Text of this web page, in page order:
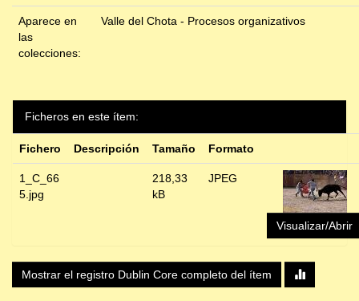
Aparece en
las
colecciones:
Valle del Chota - Procesos organizativos
Ficheros en este ítem:
Fichero Descripción Tamaño Formato
1_C_66
5.jpg
218,33
kB
JPEG
Visualizar/Abrir
Mostrar el registro Dublin Core completo del ítem